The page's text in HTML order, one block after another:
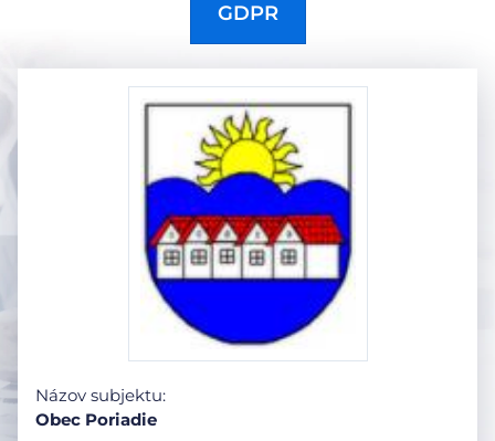
GDPR
Názov subjektu:
Obec Poriadie